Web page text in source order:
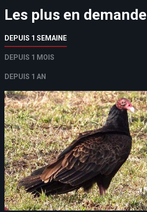
Les plus en demande
DEPUIS 1 SEMAINE
DEPUIS 1 MOIS
DEPUIS 1 AN